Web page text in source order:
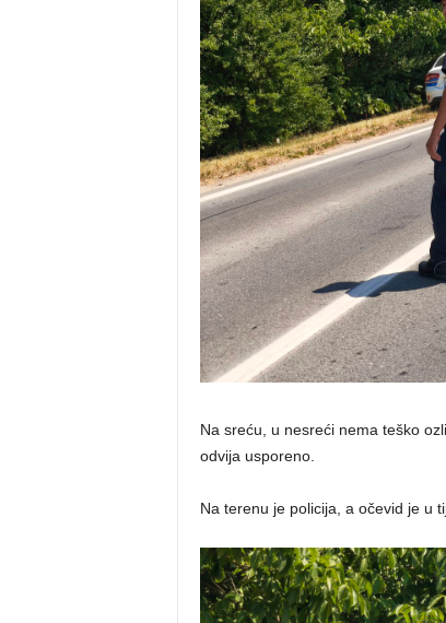
Na sreću, u nesreći nema teško
odvija usporeno.
Na terenu je policija, a očevid je u